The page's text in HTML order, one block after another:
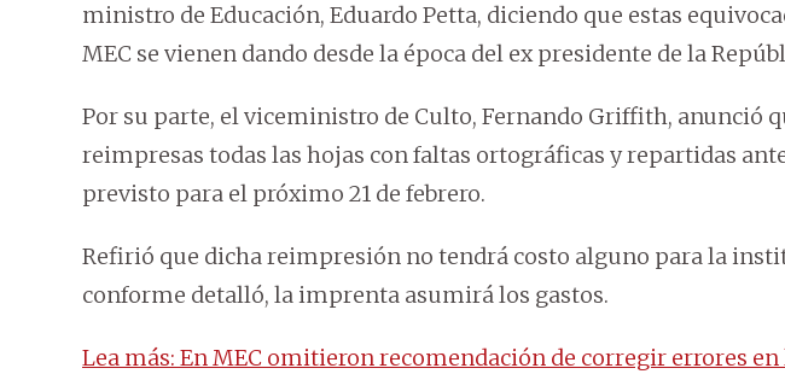
ministro de Educación, Eduardo Petta, diciendo que estas
MEC se vienen dando desde la época del ex presidente de la
Por su parte, el viceministro de Culto, Fernando Griffith, anunció
reimpresas todas las hojas con faltas ortográficas y repartidas
previsto para el próximo 21 de febrero.
Refirió que dicha reimpresión no tendrá costo alguno para la
conforme detalló, la imprenta asumirá los gastos.
Lea más: En MEC omitieron recomendación de corregir errores en